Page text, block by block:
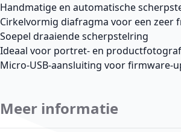
Handmatige en automatische
Cirkelvormig diafragma voor een zeer
Soepel draaiende scherpstelring
Ideaal voor portret- en
Micro-USB-aansluiting voor firmware-
Meer informatie